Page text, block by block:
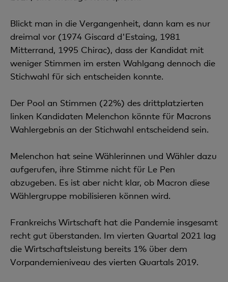
Blickt man in die Vergangenheit, dann kam es nur
dreimal vor (1974 Giscard d'Estaing, 1981
Mitterrand, 1995 Chirac), dass der Kandidat mit
weniger Stimmen im ersten Wahlgang dennoch die
Stichwahl für sich entscheiden konnte.
Der Pool an Stimmen (22%) des drittplatzierten
linken Kandidaten Melenchon könnte für Macrons
Wahlergebnis an der Stichwahl entscheidend sein.
Melenchon hat seine Wählerinnen und Wähler dazu
aufgerufen, ihre Stimme nicht für Le Pen
abzugeben. Es ist aber nicht klar, ob Macron diese
Wählergruppe mobilisieren können wird.
Frankreichs Wirtschaft hat die Pandemie insgesamt
recht gut überstanden. Im vierten Quartal 2021 lag
die Wirtschaftsleistung bereits 1% über dem
Vorpandemieniveau des vierten Quartals 2019.